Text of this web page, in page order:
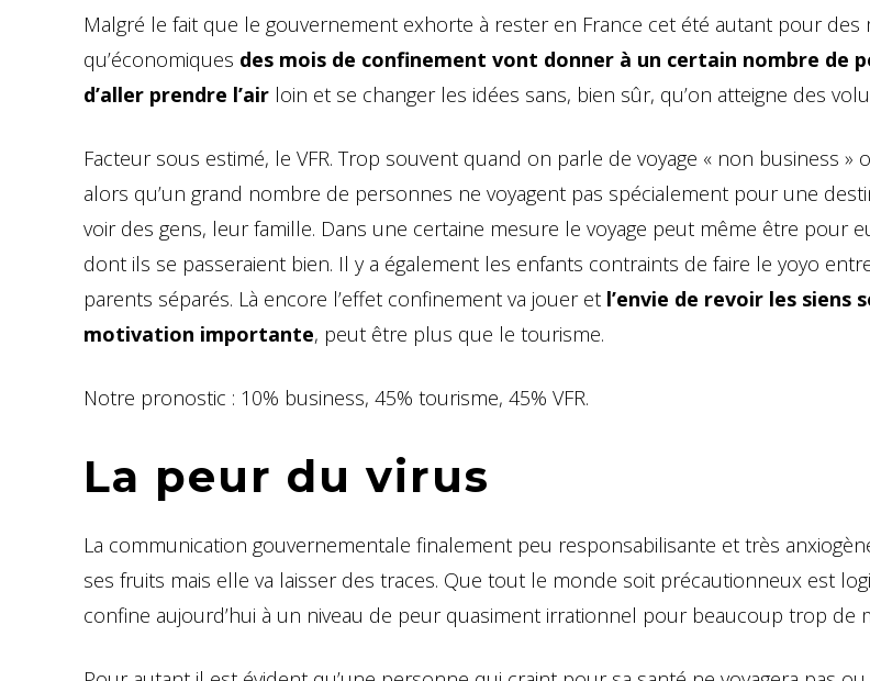
Malgré le fait que le gouvernement exhorte à rester en France cet été autant pour des
qu’économiques des mois de confinement vont donner à un certain nombre de
d’aller prendre l’air loin et se changer les idées sans, bien sûr, qu’on atteigne des
Facteur sous estimé, le VFR. Trop souvent quand on parle de voyage « non business »
alors qu’un grand nombre de personnes ne voyagent pas spécialement pour une
voir des gens, leur famille. Dans une certaine mesure le voyage peut même être pour
dont ils se passeraient bien. Il y a également les enfants contraints de faire le yoyo
parents séparés. Là encore l’effet confinement va jouer et l’envie de revoir les siens
motivation importante, peut être plus que le tourisme.
Notre pronostic : 10% business, 45% tourisme, 45% VFR.
La peur du virus
La communication gouvernementale finalement peu responsabilisante et très
ses fruits mais elle va laisser des traces. Que tout le monde soit précautionneux est
confine aujourd’hui à un niveau de peur quasiment irrationnel pour beaucoup trop de